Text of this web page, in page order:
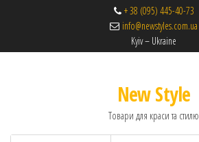
+ 38 (095) 445-40-73
info@newstyles.com.ua
Kyiv – Ukraine
New Style
Товари для краси та стилю